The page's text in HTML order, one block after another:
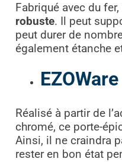
Fabriqué avec du
robuste. Il peut
peut durer de
également étanche
Réalisé à partir de
chromé, ce porte-
Ainsi, il ne craindra
rester en bon état